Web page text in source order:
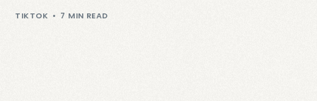
TIKTOK 7 MIN READ